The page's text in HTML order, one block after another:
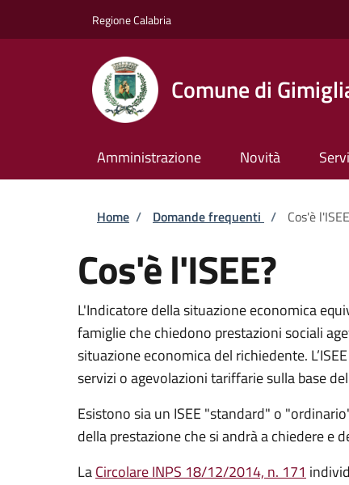
Regione Calabria
Comune di
Amministrazione Novità
Briciole di pane
Home / Domande frequenti / Cos'è
Cos'è l'ISEE?
L'Indicatore della situazione economica
famiglie che chiedono prestazioni sociali
situazione economica del richiedente.
servizi o agevolazioni tariffarie sulla base
Esistono sia un ISEE "standard" o
della prestazione che si andrà a chiedere e
LaCircolare INPS 18/12/2014, n. 171